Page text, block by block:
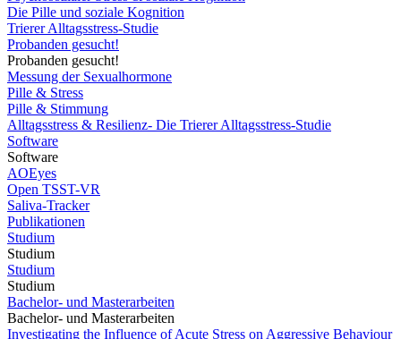
Die Pille und soziale Kognition
Trierer Alltagsstress-Studie
Probanden gesucht!
Probanden gesucht!
Messung der Sexualhormone
Pille & Stress
Pille & Stimmung
Alltagsstress & Resilienz- Die Trierer Alltagsstress-Studie
Software
Software
AOEyes
Open TSST-VR
Saliva-Tracker
Publikationen
Studium
Studium
Studium
Studium
Bachelor- und Masterarbeiten
Bachelor- und Masterarbeiten
Investigating the Influence of Acute Stress on Aggressive Behaviour